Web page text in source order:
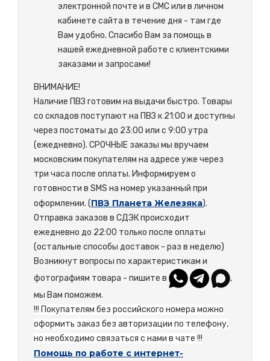
электронной почте и в СМС или в личном
кабинете сайта в течение дня - там где
Вам удобно. Спасибо Вам за помощь в
нашей ежедневной работе с клиентскими
заказами и запросами!
ВНИМАНИЕ!
Наличие ПВЗ готовим на выдачи быстро. Товары
со складов поступают на ПВЗ к 21:00 и доступны
через постоматы до 23:00 или с 9:00 утра
(ежедневно). СРОЧНЫЕ заказы мы вручаем
московским покупателям на адресе уже через
три часа после оплаты. Информируем о
готовности в SMS на номер указанный при
оформлении. (ПВЗ Планета Железяка).
Отправка заказов в СДЭК происходит
ежедневно до 22:00 только после оплаты
(остальные способы доставок - раз в неделю)
Возникнут вопросы по характеристикам и
фотографиям товара - пишите в
,
мы Вам поможем.
!!! Покупателям без российского номера можно
оформить заказ без авторизации по телефону,
но необходимо связаться с нами в чате !!!
Помощь по работе с интернет-